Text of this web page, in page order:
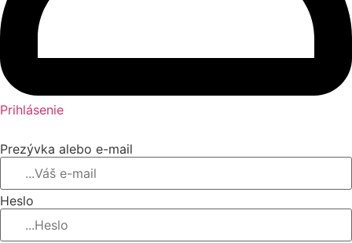
Prihlásenie
Prezývka alebo e-mail
Heslo